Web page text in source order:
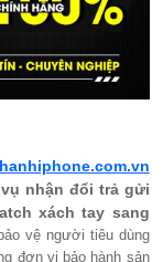
nhận đổi trả gửi
xách tay sang
vệ người tiêu dùng
đơn vị bảo hành sản